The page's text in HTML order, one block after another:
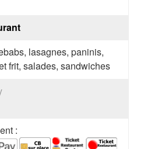
lasagnes, paninis,
frit, salades, sandwiches
: